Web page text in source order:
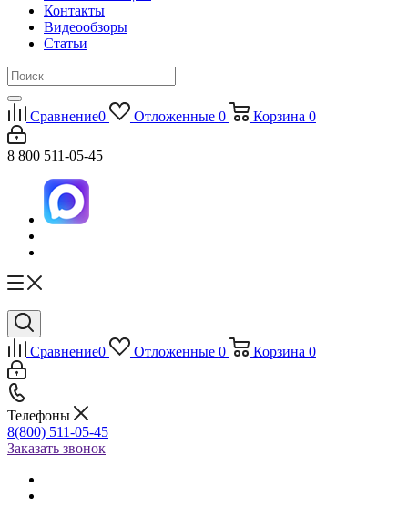
Контакты
Видеообзоры
Статьи
Сравнение0 Отложенные 0 Корзина 0
8 800 511-05-45
Сравнение0 Отложенные 0 Корзина 0
Телефоны
8(800) 511-05-45
Заказать звонок